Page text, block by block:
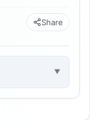
Share
▼